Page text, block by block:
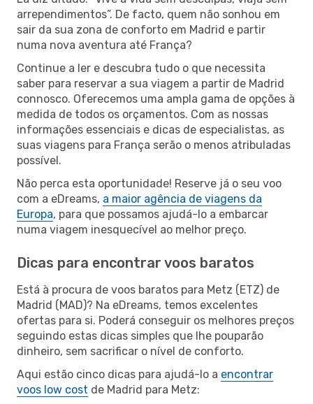
arrependimentos”. De facto, quem não sonhou em
sair da sua zona de conforto em Madrid e partir
numa nova aventura até França?
Continue a ler e descubra tudo o que necessita
saber para reservar a sua viagem a partir de Madrid
connosco. Oferecemos uma ampla gama de opções à
medida de todos os orçamentos. Com as nossas
informações essenciais e dicas de especialistas, as
suas viagens para França serão o menos atribuladas
possível.
Não perca esta oportunidade! Reserve já o seu voo
com a eDreams, a maior agência de viagens da
Europa, para que possamos ajudá-lo a embarcar
numa viagem inesquecível ao melhor preço.
Dicas para encontrar voos baratos
Está à procura de voos baratos para Metz (ETZ) de
Madrid (MAD)? Na eDreams, temos excelentes
ofertas para si. Poderá conseguir os melhores preços
seguindo estas dicas simples que lhe pouparão
dinheiro, sem sacrificar o nível de conforto.
Aqui estão cinco dicas para ajudá-lo a encontrar
voos low cost de Madrid para Metz: